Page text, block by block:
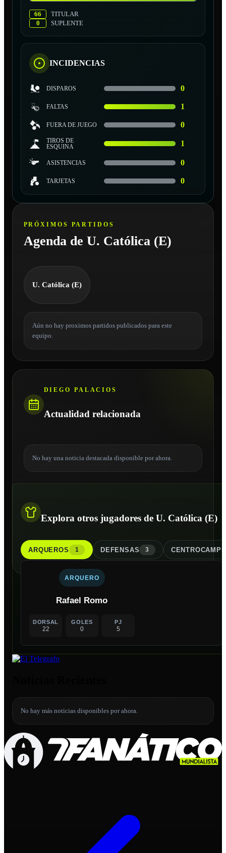
66
TITULAR
0
SUPLENTE
INCIDENCIAS
DISPAROS 0
FALTAS 1
FUERA DE JUEGO 0
TIROS DE
ESQUINA
1
ASISTENCIAS 0
TARJETAS 0
PRÓXIMOS PARTIDOS
Agenda de U. Católica (E)
U. Católica (E)
Aún no hay proximos partidos publicados para este
equipo.
DIEGO PALACIOS
Actualidad relacionada
No hay una noticia destacada disponible por ahora.
Explora otros jugadores de U. Católica (E)
ARQUEROS 1 DEFENSAS 3
ARQUERO
Rafael Romo
DORSAL
22
GOLES
0
PJ
5
No hay más noticias disponibles por ahora.